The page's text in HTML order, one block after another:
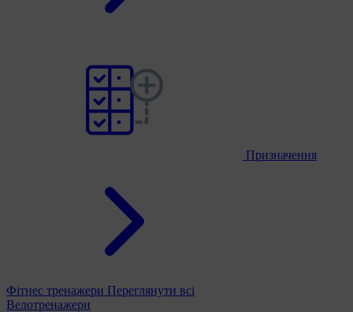
Призначення
Фітнес тренажери Переглянути всі
Велотренажери